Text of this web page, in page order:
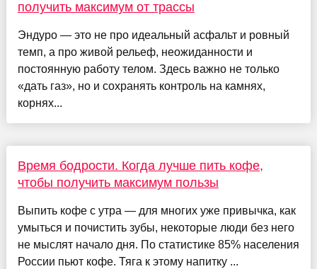
получить максимум от трассы
Эндуро — это не про идеальный асфальт и ровный
темп, а про живой рельеф, неожиданности и
постоянную работу телом. Здесь важно не только
«дать газ», но и сохранять контроль на камнях,
корнях...
Время бодрости. Когда лучше пить кофе,
чтобы получить максимум пользы
Выпить кофе с утра — для многих уже привычка, как
умыться и почистить зубы, некоторые люди без него
не мыслят начало дня. По статистике 85% населения
России пьют кофе. Тяга к этому напитку ...